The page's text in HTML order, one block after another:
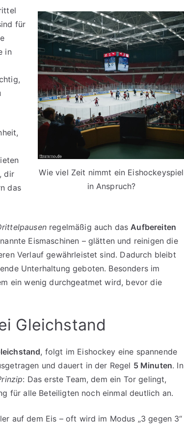
Wie viel Zeit nimmt ein Eishockeyspiel
in Anspruch?
für
in
dir
das
regelmäßig auch das Aufbereiten
Eismaschinen – glätten und reinigen die
Verlauf gewährleistet sind. Dadurch bleibt
Unterhaltung geboten. Besonders im
ein wenig durchgeatmet wird, bevor die
Gleichstand
, folgt im Eishockey eine spannende
und dauert in der Regel 5 Minuten. In
: Das erste Team, dem ein Tor gelingt,
für alle Beteiligten noch einmal deutlich an.
auf dem Eis – oft wird im Modus „3 gegen 3“